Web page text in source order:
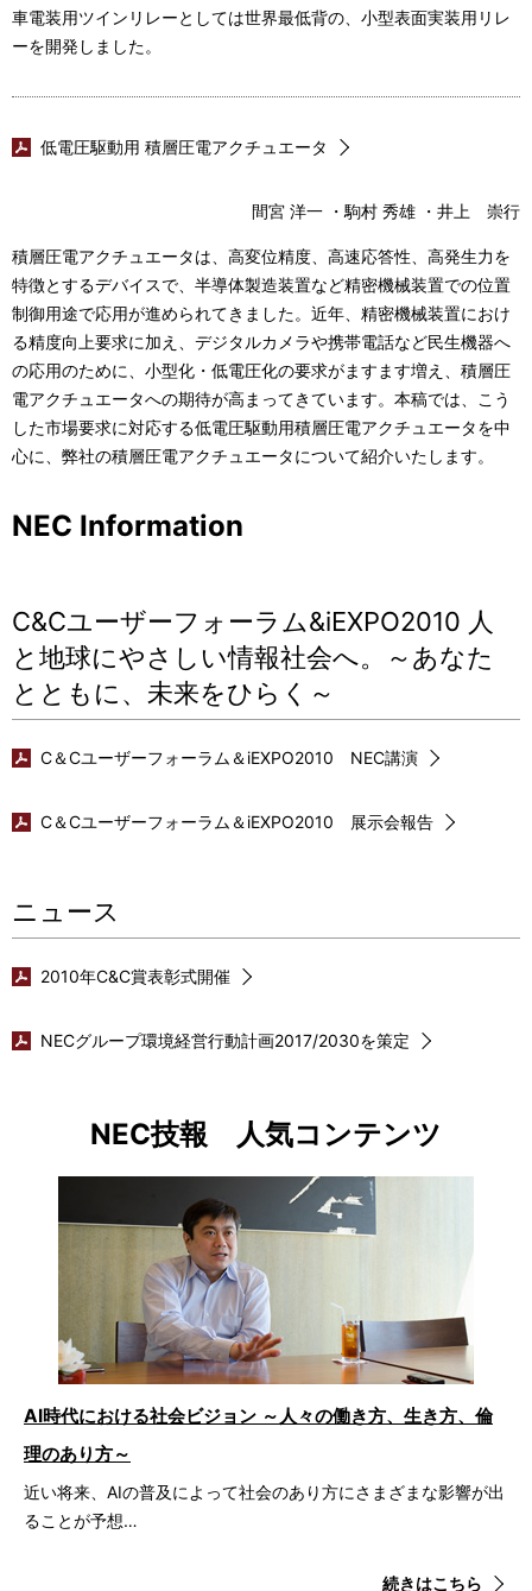
車電装用ツインリレーとしては世界最低背の、小型表面実装用リレ
ーを開発しました。
低電圧駆動用 積層圧電アクチュエータ
間宮 洋一 ・駒村 秀雄 ・井上 崇行
積層圧電アクチュエータは、高変位精度、高速応答性、高発生力を
特徴とするデバイスで、半導体製造装置など精密機械装置での位置
制御用途で応用が進められてきました。近年、精密機械装置におけ
る精度向上要求に加え、デジタルカメラや携帯電話など民生機器へ
の応用のために、小型化・低電圧化の要求がますます増え、積層圧
電アクチュエータへの期待が高まってきています。本稿では、こう
した市場要求に対応する低電圧駆動用積層圧電アクチュエータを中
心に、弊社の積層圧電アクチュエータについて紹介いたします。
NEC Information
C&Cユーザーフォーラム&iEXPO2010 人
と地球にやさしい情報社会へ。～あなた
とともに、未来をひらく～
C＆Cユーザーフォーラム＆iEXPO2010 NEC講演
C＆Cユーザーフォーラム＆iEXPO2010 展示会報告
ニュース
2010年C&C賞表彰式開催
NECグループ環境経営行動計画2017/2030を策定
NEC技報 人気コンテンツ
近い将来、AIの普及によって社会のあり方にさまざまな影響が出
ることが予想…
続きはこちら
AI時代における社会ビジョン ～人々の働き方、生き方、倫
理のあり方～